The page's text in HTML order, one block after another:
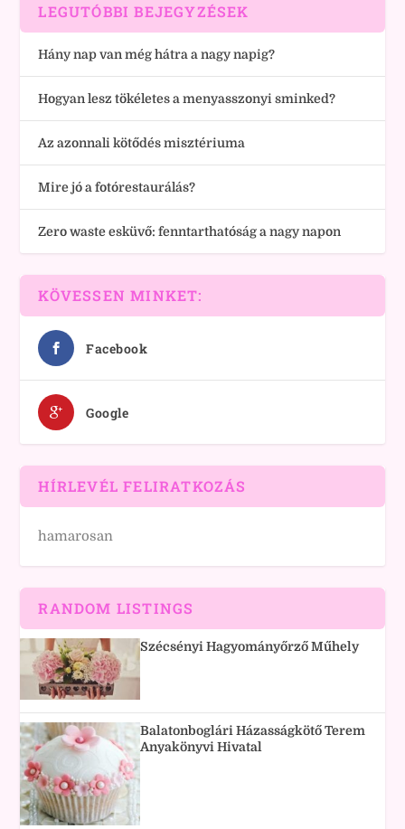
LEGUTÓBBI BEJEGYZÉSEK
Hány nap van még hátra a nagy napig?
Hogyan lesz tökéletes a menyasszonyi sminked?
Az azonnali kötődés misztériuma
Mire jó a fotórestaurálás?
Zero waste esküvő: fenntarthatóság a nagy napon
KÖVESSEN MINKET:
Facebook
Google
HÍRLEVÉL FELIRATKOZÁS
hamarosan
RANDOM LISTINGS
Szécsényi Hagyományőrző Műhely
Balatonboglári Házasságkötő Terem
Anyakönyvi Hivatal